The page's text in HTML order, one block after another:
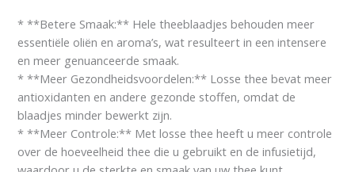
* **Betere Smaak:** Hele theeblaadjes behouden meer
essentiële oliën en aroma’s, wat resulteert in een intensere
en meer genuanceerde smaak.
* **Meer Gezondheidsvoordelen:** Losse thee bevat meer
antioxidanten en andere gezonde stoffen, omdat de
blaadjes minder bewerkt zijn.
* **Meer Controle:** Met losse thee heeft u meer controle
over de hoeveelheid thee die u gebruikt en de infusietijd,